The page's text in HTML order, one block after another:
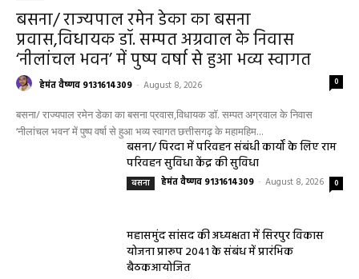
बसना/ राज्यपाल रमेन डेका का बसना
प्रवास,विधायक डॉ. सम्पत अग्रवाल के निवास
‘नीलांचल भवन’ में पुष्प वर्षा से हुआ भव्य स्वागत
हेमंत वैष्णव 9131614309 - August 8, 2026 0
बसना/ राज्यपाल रमेन डेका का बसना प्रवास,विधायक डॉ. सम्पत अग्रवाल के निवास
‘नीलांचल भवन’ में पुष्प वर्षा से हुआ भव्य स्वागत छत्तीसगढ़ के महामहिम...
बसना/ पिरदा में परिवहन संबंधी कार्यों के लिए राम
परिवहन सुविधा केंद्र की सुविधा
बसना हेमंत वैष्णव 9131614309 - August 8, 2026 0
महासमुंद सांसद की अध्यक्षता में सिरपुर विकास
योजना प्रारूप 2041 के संबंध में प्रारंभिक
बैठकआयोजित